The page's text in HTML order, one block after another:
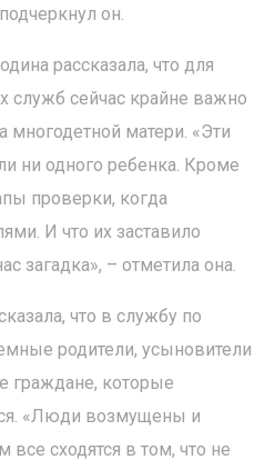
он.
рассказала, что для
служб сейчас крайне важно
многодетной матери. «Эти
ни одного ребенка. Кроме
проверки, когда
И что их заставило
загадка», – отметила она.
что в службу по
родители, усыновители
граждане, которые
«Люди возмущены и
сходятся в том, что не